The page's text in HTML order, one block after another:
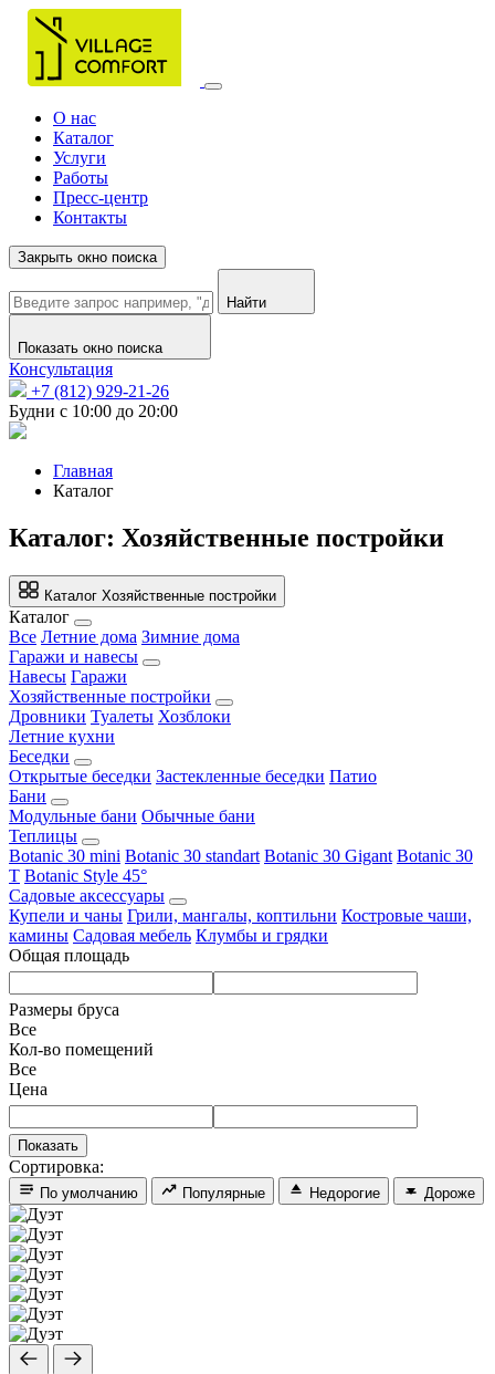
О нас
Каталог
Услуги
Работы
Пресс-центр
Контакты
Закрыть окно поиска
Найти
Показать окно поиска
Консультация
+7 (812) 929-21-26
Будни с 10:00 до 20:00
Главная
Каталог
Каталог: Хозяйственные постройки
Каталог Хозяйственные постройки
Каталог
Все Летние дома Зимние дома
Гаражи и навесы
Навесы Гаражи
Хозяйственные постройки
Дровники Туалеты Хозблоки
Летние кухни
Беседки
Открытые беседки Застекленные беседки Патио
Бани
Модульные бани Обычные бани
Теплицы
Botanic 30 mini Botanic 30 standart Botanic 30 Gigant Botanic 30
T Botanic Style 45°
Садовые аксессуары
Купели и чаны Грили, мангалы, коптильни Костровые чаши,
камины Садовая мебель Клумбы и грядки
Общая площадь
Размеры бруса
Все
Кол-во помещений
Все
Цена
Сортировка:
По умолчанию Популярные Недорогие Дороже